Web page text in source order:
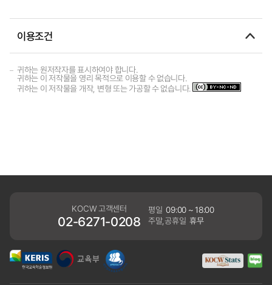
이용조건
귀하는 원저작자를 표시하여야 합니다.
귀하는 이 저작물을 영리 목적으로 이용할 수 없습니다.
귀하는 이 저작물을 개작, 변형 또는 가공할 수 없습니다.
KOCW 고객센터
02-6271-0208
평일 09:00 ~ 18:00
주말,공휴일 휴무